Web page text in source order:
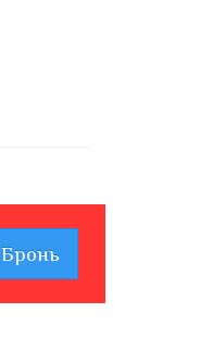
Бронь